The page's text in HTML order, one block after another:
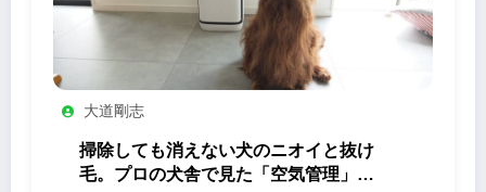
大道剛志
掃除しても消えない犬のニオイと抜け
毛。プロの犬舎で見た「空気管理」の